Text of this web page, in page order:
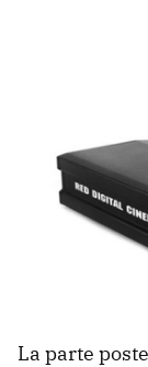
La parte